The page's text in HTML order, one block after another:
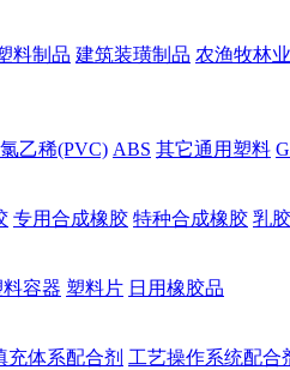
料制品 建筑装璜制品 农渔牧林
乙稀(PVC) ABS 其它通用塑料
专用合成橡胶 特种合成橡胶 乳胶
料容器 塑料片 日用橡胶品
充体系配合剂 工艺操作系统配合